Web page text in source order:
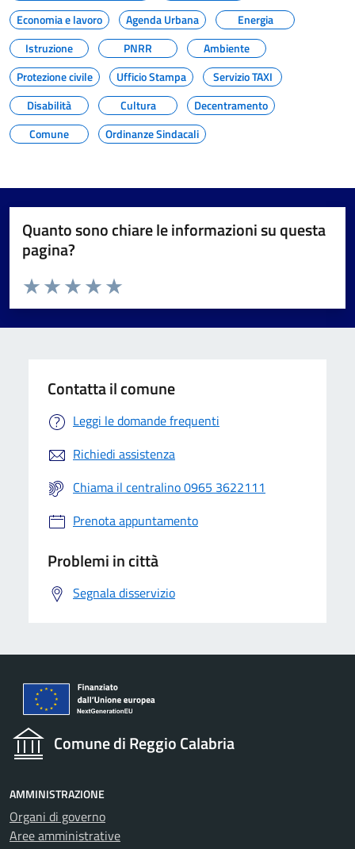
Economia e lavoro
Agenda Urbana
Energia
Istruzione
PNRR
Ambiente
Protezione civile
Ufficio Stampa
Servizio TAXI
Disabilità
Cultura
Decentramento
Comune
Ordinanze Sindacali
Quanto sono chiare le informazioni su questa
pagina?
Valuta da 1 a 5 stelle la pagina
Valuta 5 stelle su 5
Valuta 4 stelle su 5
Valuta 3 stelle su 5
Valuta 2 stelle su 5
Valuta 1 stelle su 5
Contatta il comune
Leggi le domande frequenti
Richiedi assistenza
Chiama il centralino 0965 3622111
Prenota appuntamento
Problemi in città
Segnala disservizio
Comune di Reggio Calabria
AMMINISTRAZIONE
Organi di governo
Aree amministrative